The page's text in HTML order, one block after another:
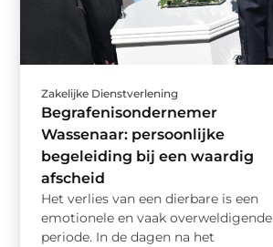
Zakelijke Dienstverlening
Begrafenisondernemer
Wassenaar: persoonlijke
begeleiding bij een waardig
afscheid
Het verlies van een dierbare is een
emotionele en vaak overweldigende
periode. In de dagen na het